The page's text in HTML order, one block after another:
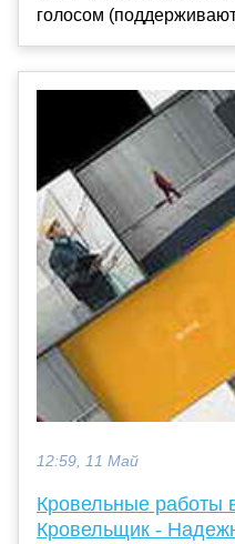
голосом
12:59, 11 Май
Кровельные работы
Кровельщик -